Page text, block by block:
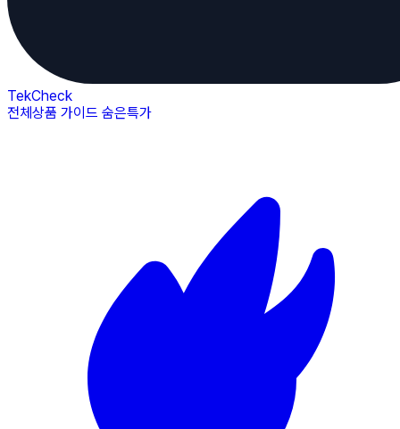
TekCheck
전체상품 가이드 숨은특가